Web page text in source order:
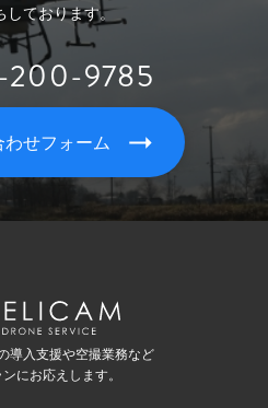
しております。
200-9785
わせフォーム
導入支援や空撮業務など
にお応えします。